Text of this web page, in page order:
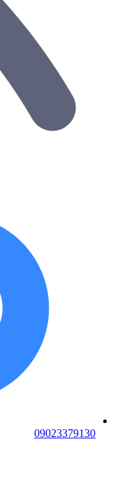
09023379130